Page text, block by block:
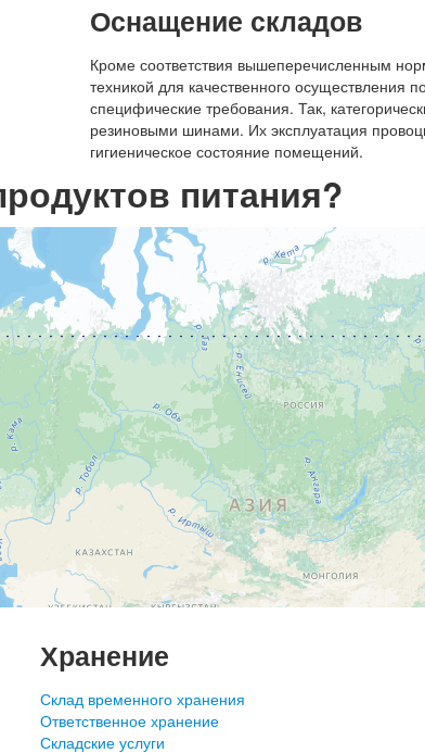
Оснащение складов
Кроме соответствия вышеперечисленным
техникой для качественного осуществления
специфические требования. Так,
резиновыми шинами. Их эксплуатация
гигиеническое состояние помещений.
питания?
Хранение
Склад временного хранения
Ответственное хранение
Складские услуги